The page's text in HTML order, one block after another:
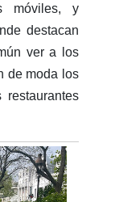
móviles, y
destacan
ver a los
de moda los